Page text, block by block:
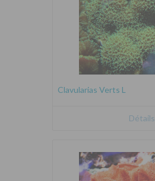
Clavularias Verts L
Détails